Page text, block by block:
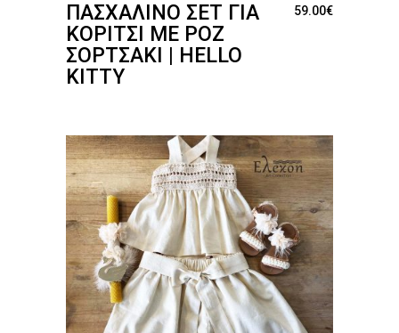
ΠΑΣΧΑΛΙΝΌ ΣΕΤ ΓΙΑ
ΚΟΡΊΤΣΙ ΜΕ ΡΟΖ
ΣΟΡΤΣΆΚΙ | HELLO
KITTY
59.00€